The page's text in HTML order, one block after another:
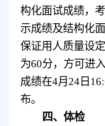
构化面试成绩，
示成绩及结构化
保证用人质量设定
为60分，方可进
成绩在4月24日
布。
四、体检